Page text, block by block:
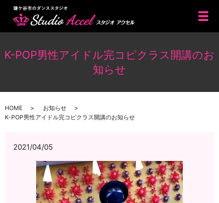
メ
K-POP男性アイドル完コピクラス開講のお
知らせ
HOME
お知らせ
K-POP男性アイドル完コピクラス開講のお知らせ
2021/04/05